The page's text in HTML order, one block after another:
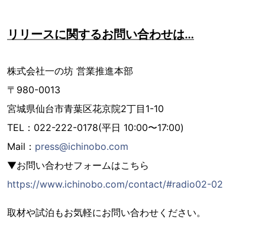
リリースに関するお問い合わせは…
株式会社⼀の坊 営業推進本部
〒980-0013
宮城県仙台市⻘葉区花京院2丁⽬1-10
TEL：022-222-0178(平⽇ 10:00〜17:00)
Mail： press@ichinobo.com
▼お問い合わせフォームはこちら
https://www.ichinobo.com/contact/#radio02-02
取材や試泊もお気軽にお問い合わせください。